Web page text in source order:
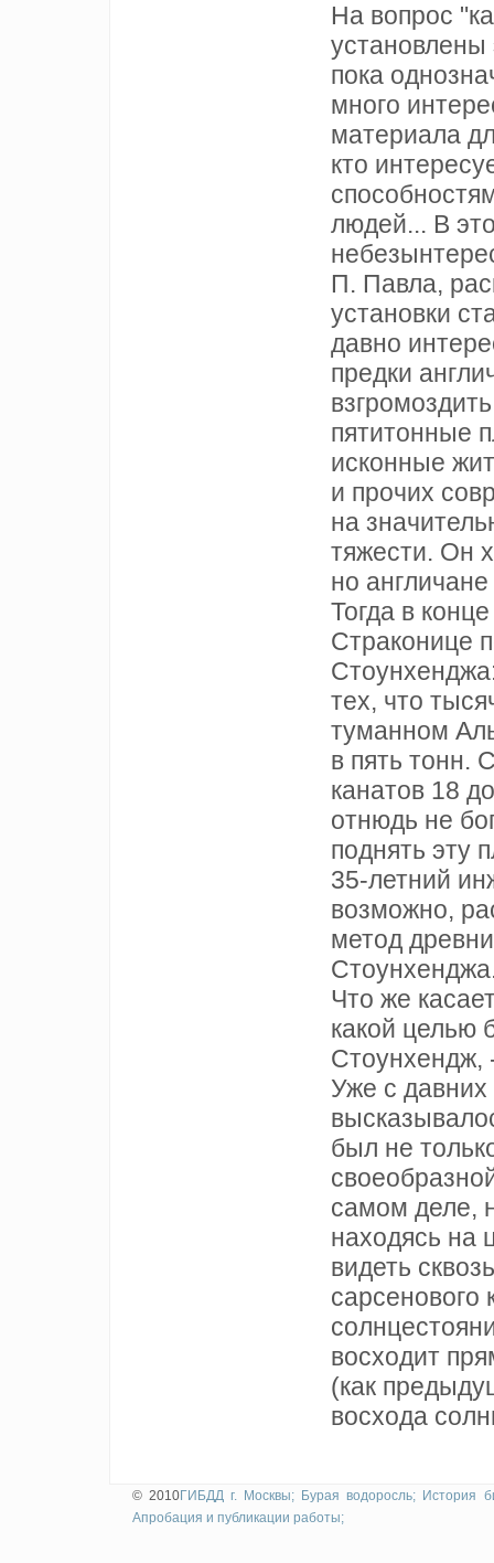
На вопрос
пока
много
материала
кто
людей... В
П. Павла,
установки
давно
предки
пятитонные
исконные
и прочих
на
тяжести. Он
но
Тогда в
Страконице
тех, что
туманном
в пять тонн.
канатов 18
отнюдь не
поднять эту
35-летний
возможно,
метод
Что же
какой целью
Стоунхендж,
Уже с давних
был не
самом деле,
находясь на
видеть
сарсенового
восходит
(как
восхода
© 2010ГИБДД г. Москвы; Бурая водоросль; История
Апробация и публикации работы;